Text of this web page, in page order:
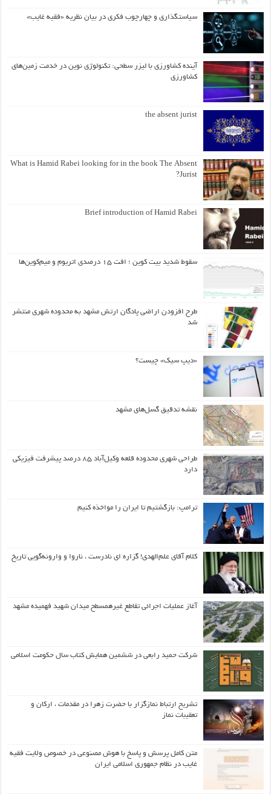
سیاستگذاری و چهارچوب فکری در بیان نظریه «فقیه غایب»
آینده کشاورزی با لیزر سطحی: تکنولوژی نوین در خدمت زمین‌های
کشاورزی
the absent jurist
What is Hamid Rabei looking for in the book The Absent
Jurist?
Brief introduction of Hamid Rabei
سقوط شدید بیت کوین ؛ افت ۱۵ درصدی اتریوم و میم‌کوین‌ها
طرح افزودن اراضی پادگان ارتش مشهد به محدوده شهری منتشر
شد
«دیپ سیک» چیست؟
نقشه تدقیق گسل‌های مشهد
طراحی شهری محدوده قلعه وکیل‌آباد ۸۵ درصد پیشرفت فیزیکی
دارد
ترامپ: بازگشتیم تا ایران را مواخذه کنیم
کلام آقای علم‌الهدی! گزاره ای نادرست ، ناروا و وارونه‌گویی تاریخ
آغاز عملیات اجرائی تقاطع غیرهمسطح میدان شهید فهمیده مشهد
شرکت حمید رابعی در ششمین همایش کتاب سال حکومت اسلامی
تشریح ارتباط نمازگزار با حضرت زهرا در مقدمات ، ارکان و
تعقیبات نماز
متن کامل پرسش و پاسخ با هوش مصنوعی در خصوص ولایت فقیه
غایب در نظام جمهوری اسلامی ایران